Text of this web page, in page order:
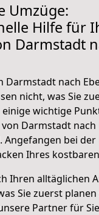
Umzüge:
Hilfe für
Darmstadt
Darmstadt nach
nicht, was Sie
einige wichtige
Darmstadt nach
Angefangen bei der
Ihres
Ihren alltäglichen
Sie zuerst
Partner für